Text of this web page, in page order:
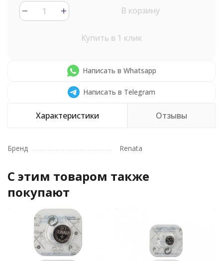
В корзину
Купить в 1 клик
Написать в Whatsapp
Написать в Telegram
Характеристики Отзывы
Бренд Renata
C этим товаром также
покупают